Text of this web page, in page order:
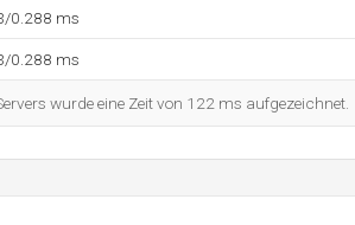
0.288 ms
0.288 ms
wurde eine Zeit von 122 ms aufgezeichnet.